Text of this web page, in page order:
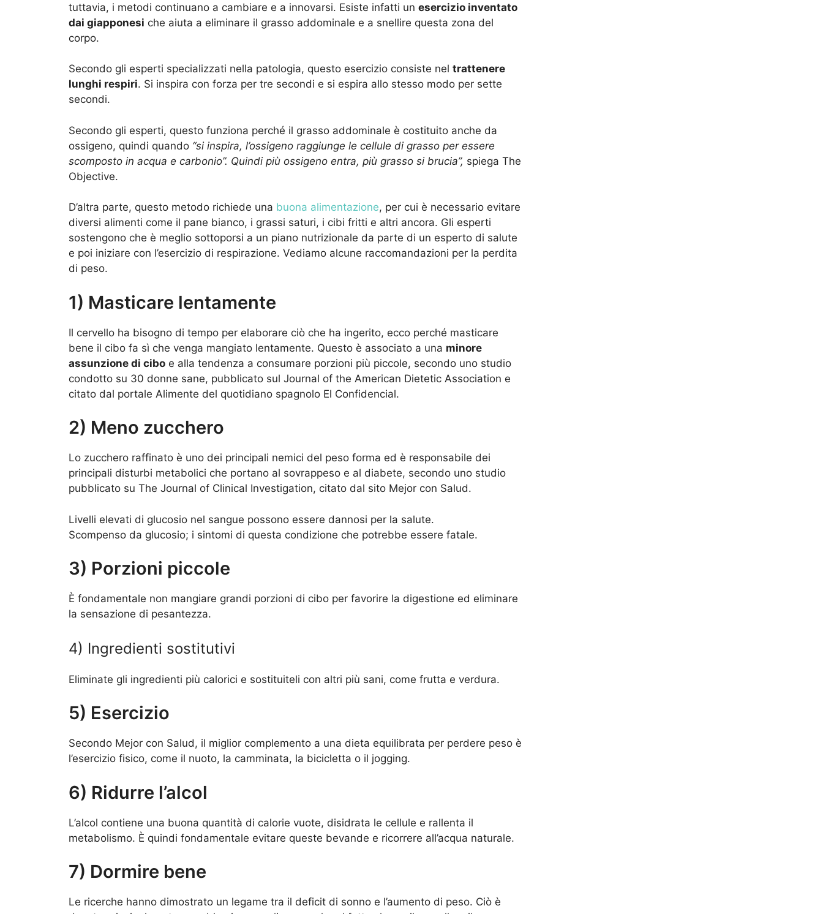
tuttavia, i metodi continuano a cambiare e a innovarsi. Esiste infatti un esercizio inventato
dai giapponesi che aiuta a eliminare il grasso addominale e a snellire questa zona del
corpo.
Secondo gli esperti specializzati nella patologia, questo esercizio consiste nel trattenere
lunghi respiri. Si inspira con forza per tre secondi e si espira allo stesso modo per sette
secondi.
Secondo gli esperti, questo funziona perché il grasso addominale è costituito anche da
ossigeno, quindi quando “si inspira, l’ossigeno raggiunge le cellule di grasso per essere
scomposto in acqua e carbonio”. Quindi più ossigeno entra, più grasso si brucia”, spiega The
Objective.
D’altra parte, questo metodo richiede una buona alimentazione, per cui è necessario evitare
diversi alimenti come il pane bianco, i grassi saturi, i cibi fritti e altri ancora. Gli esperti
sostengono che è meglio sottoporsi a un piano nutrizionale da parte di un esperto di salute
e poi iniziare con l’esercizio di respirazione. Vediamo alcune raccomandazioni per la perdita
di peso.
1) Masticare lentamente
Il cervello ha bisogno di tempo per elaborare ciò che ha ingerito, ecco perché masticare
bene il cibo fa sì che venga mangiato lentamente. Questo è associato a una minore
assunzione di cibo e alla tendenza a consumare porzioni più piccole, secondo uno studio
condotto su 30 donne sane, pubblicato sul Journal of the American Dietetic Association e
citato dal portale Alimente del quotidiano spagnolo El Confidencial.
2) Meno zucchero
Lo zucchero raffinato è uno dei principali nemici del peso forma ed è responsabile dei
principali disturbi metabolici che portano al sovrappeso e al diabete, secondo uno studio
pubblicato su The Journal of Clinical Investigation, citato dal sito Mejor con Salud.
Livelli elevati di glucosio nel sangue possono essere dannosi per la salute.
Scompenso da glucosio; i sintomi di questa condizione che potrebbe essere fatale.
3) Porzioni piccole
È fondamentale non mangiare grandi porzioni di cibo per favorire la digestione ed eliminare
la sensazione di pesantezza.
4) Ingredienti sostitutivi
Eliminate gli ingredienti più calorici e sostituiteli con altri più sani, come frutta e verdura.
5) Esercizio
Secondo Mejor con Salud, il miglior complemento a una dieta equilibrata per perdere peso è
l’esercizio fisico, come il nuoto, la camminata, la bicicletta o il jogging.
6) Ridurre l’alcol
L’alcol contiene una buona quantità di calorie vuote, disidrata le cellule e rallenta il
metabolismo. È quindi fondamentale evitare queste bevande e ricorrere all’acqua naturale.
7) Dormire bene
Le ricerche hanno dimostrato un legame tra il deficit di sonno e l’aumento di peso. Ciò è